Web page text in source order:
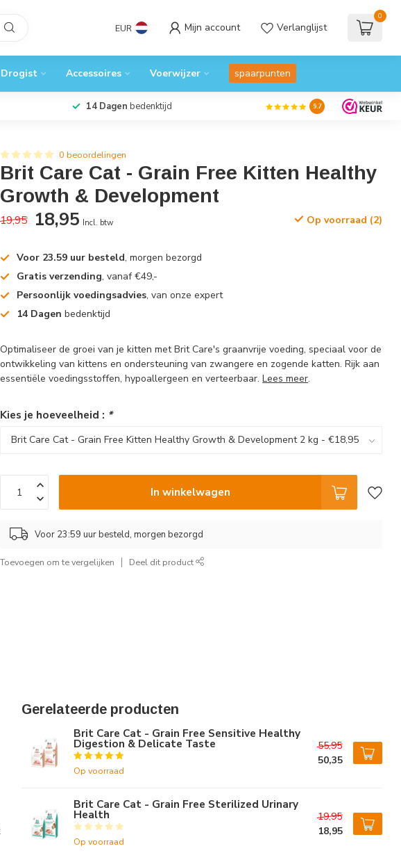
EUR Mijn account Verlanglijst
0
Drogist Accessoires Voerwijzer spaarpunten
14 Dagen bedenktijd 9.7
0 beoordelingen
Brit Care Cat - Grain Free Kitten Healthy
Growth & Development
19,95 18,95 Incl. btw Op voorraad (2)
Voor 23.59 uur besteld, morgen bezorgd
Gratis verzending, vanaf €49,-
Persoonlijk voedingsadvies, van onze expert
14 Dagen bedenktijd
Optimaliseer de groei van je kitten met Brit Care's graanvrije voeding, speciaal voor de
ontwikkeling van kittens en ondersteuning van zwangere en zogende katten. Rijk aan
essentiële voedingsstoffen, hypoallergeen en verteerbaar.Lees meer.
Kies je hoeveelheid : *
In winkelwagen
Voor 23:59 uur besteld, morgen bezorgd
Toevoegen om te vergelijken Deel dit product
Gerelateerde producten
Brit Care Cat - Grain Free Sensitive Healthy
Digestion & Delicate Taste
Op voorraad
55,95
50,35
Brit Care Cat - Grain Free Sterilized Urinary
Health
Op voorraad
19,95
18,95